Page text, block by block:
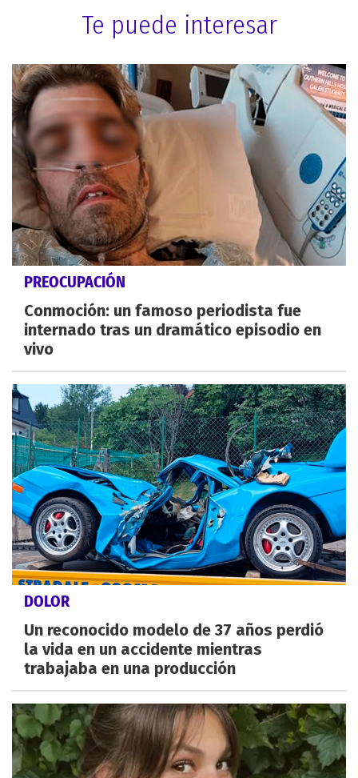
Te puede interesar
PREOCUPACIÓN
Conmoción: un famoso periodista fue
internado tras un dramático episodio en
vivo
DOLOR
Un reconocido modelo de 37 años perdió
la vida en un accidente mientras
trabajaba en una producción